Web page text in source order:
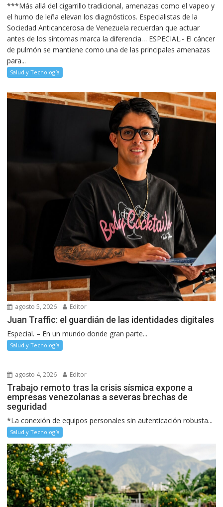
***Más allá del cigarrillo tradicional, amenazas como el vapeo y
el humo de leña elevan los diagnósticos. Especialistas de la
Sociedad Anticancerosa de Venezuela recuerdan que actuar
antes de los síntomas marca la diferencia… ESPECIAL.- El cáncer
de pulmón se mantiene como una de las principales amenazas
para...
Salud y Tecnología
agosto 5, 2026 Editor
Juan Traffic: el guardián de las identidades digitales
Especial. – En un mundo donde gran parte...
Salud y Tecnología
agosto 4, 2026 Editor
Trabajo remoto tras la crisis sísmica expone a
empresas venezolanas a severas brechas de
seguridad
*La conexión de equipos personales sin autenticación robusta...
Salud y Tecnología